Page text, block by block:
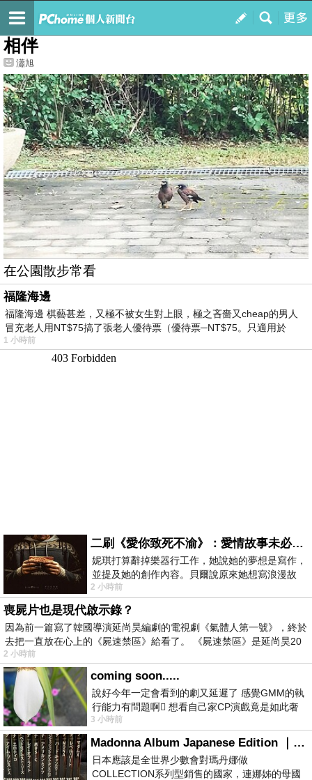
我的
最新文章
相伴
瀟旭
在公園散步常看
福隆海邊
福隆海邊 棋藝甚差，又極不被女生對上眼，極之吝嗇又cheap的男人
冒充老人用NT$75搞了張老人優待票（優待票─NT$75。只適用於
1 小時前
二刷《愛你致死不渝》：愛情故事未必是浪漫故事
妮琪打算辭掉樂器行工作，她說她的夢想是寫作，
並提及她的創作內容。貝爾說原來她想寫浪漫故
事，妮琪回應：「不是浪漫故事，是愛情
2 小時前
喪屍片也是現代啟示錄？
因為前一篇寫了韓國導演延尚昊編劇的電視劇《氣體人第一號》，終於
去把一直放在心上的《屍速禁區》給看了。 《屍速禁區》是延尚昊20
2 小時前
coming soon.....
說好今年一定會看到的劇又延遲了 感覺GMM的執
行能力有問題啊🫩 想看自己家CP演戲竟是如此奢
侈的事 GMM你說看看啊😑 先把劇放
3 小時前
Madonna Album Japanese Edition ｜瑪丹娜專輯們2026年日本版重發系列
日本應該是全世界少數會對瑪丹娜做
COLLECTION系列型銷售的國家，連娜姊的母國